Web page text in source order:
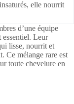
elle nourrit
d’une équipe
essentiel. Leur
lisse, nourrit et
Ce mélange rare est
toute chevelure en